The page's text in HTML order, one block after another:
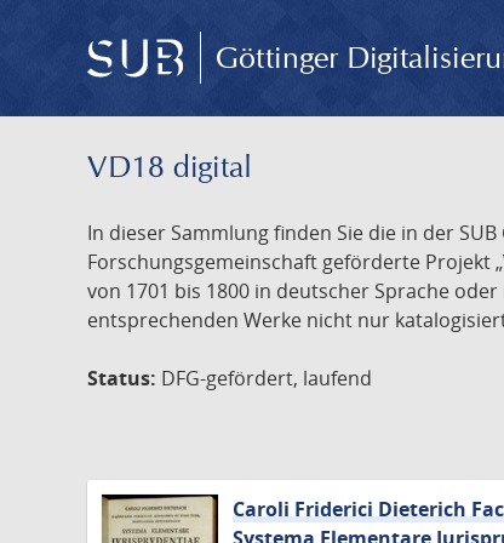
Göttinger
VD18 digital
In dieser Sammlung finden Sie die in der
Forschungsgemeinschaft geförderte Projekt
von 1701 bis 1800 in deutscher Sprache
entsprechenden Werke nicht nur
Status: DFG-gefördert, laufend
Caroli Friderici Dieterich